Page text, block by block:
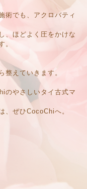
術でも、アクロバティ
、ほどよく圧をかけな
。
整えていきます。
のやさしいタイ古式マ
、ぜひCocoChiへ。